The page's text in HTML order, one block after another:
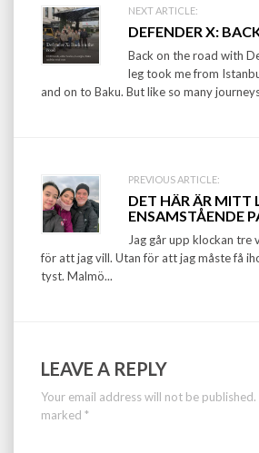
Post
navigation
NEXT ARTICLE:
DEFENDER X:
Back on the road with
leg took me from
and on to Baku. But like so many
PREVIOUS ARTICLE:
DET HÄR ÄR MITT
ENSAMSTÅENDE
Jag går upp klockan tre
för att jag vill. Utan för att jag måste få
tyst. Malmö...
LEAVE A REPLY
Your email address will not be published.
marked *